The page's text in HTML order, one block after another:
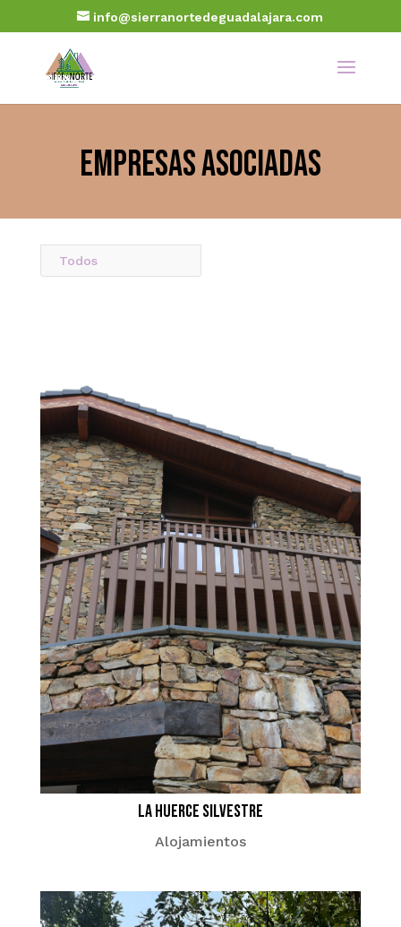
info@sierranortedeguadalajara.com
Empresas Asociadas
Todos
La Huerce Silvestre
Alojamientos